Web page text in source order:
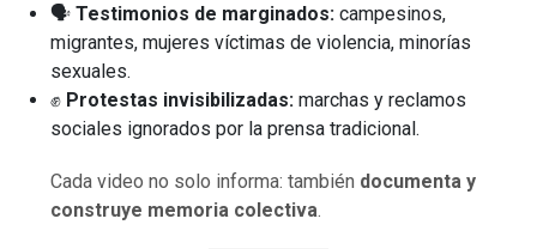
🗣️Testimonios de marginados: campesinos,
migrantes, mujeres víctimas de violencia, minorías
sexuales.
✊ Protestas invisibilizadas: marchas y reclamos
sociales ignorados por la prensa tradicional.
Cada video no solo informa: también documenta y
construye memoria colectiva.